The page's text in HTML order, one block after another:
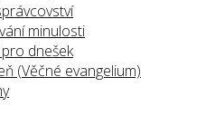
minulosti
dnešek
(Věčné evangelium)